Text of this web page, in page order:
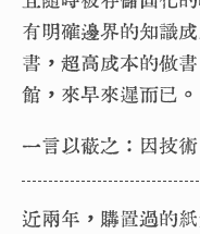
有明確邊界的知識
書，超高成本的做
館，來早來遲而已。
一言以蔽之：因技
近兩年，購置過的